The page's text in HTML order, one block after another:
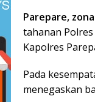
Parepare,
tahanan
Kapolres
Pada
menegaskan